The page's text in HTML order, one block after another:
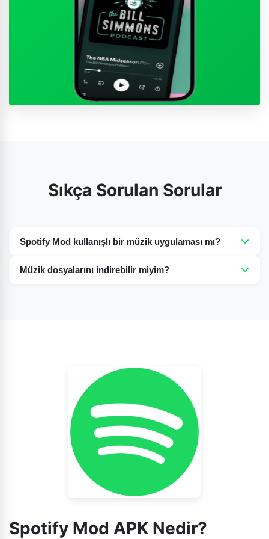
Sıkça Sorulan Sorular
Spotify Mod kullanışlı bir müzik uygulaması mı?
milyonlarca şarkının keyfini ücretsiz olarak çıkarabilirler
Müzik dosyalarını indirebilir miyim?
Spotify Mod APK Nedir?